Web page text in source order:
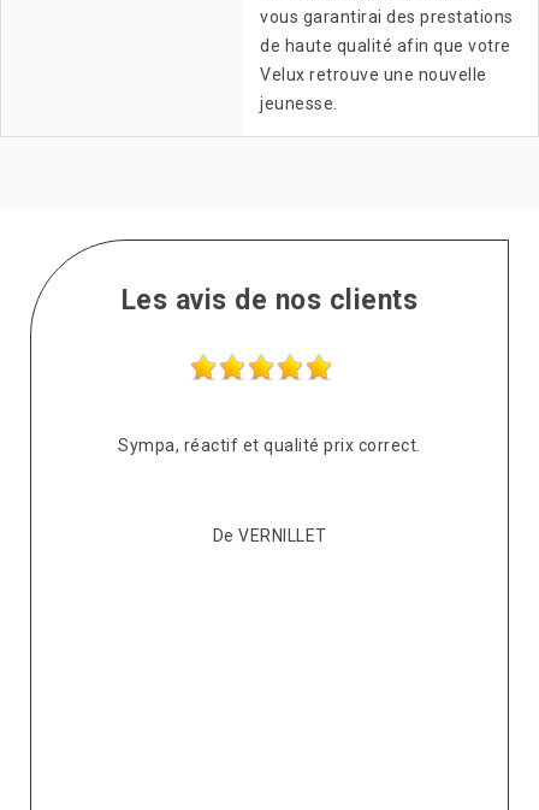
vous garantirai des prestations
de haute qualité afin que votre
Velux retrouve une nouvelle
jeunesse.
Les avis de nos clients
Sympa, réactif et qualité prix correct.
De VERNILLET